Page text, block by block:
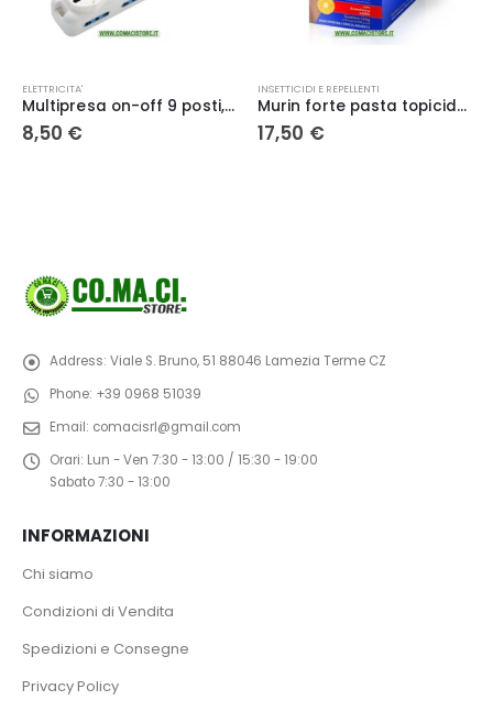
ELETTRICITA'
Multipresa on-off 9 posti, 6 prese 10/16, 3 prese universali, spina 16 A, con cavo 1.5 m, bianca, POLIPLAST
8,50 €
INSETTICIDI E REPELLENTI
Murin forte pasta topicida box 1,5 KG – (3 X 500 GR) – Vebi
17,50 €
Address: Viale S. Bruno, 51 88046 Lamezia Terme CZ
Phone: +39 0968 51039
Email: comacisrl@gmail.com
Orari: Lun - Ven 7:30 - 13:00 / 15:30 - 19:00
Sabato 7:30 - 13:00
INFORMAZIONI
Chi siamo
Condizioni di Vendita
Spedizioni e Consegne
Privacy Policy